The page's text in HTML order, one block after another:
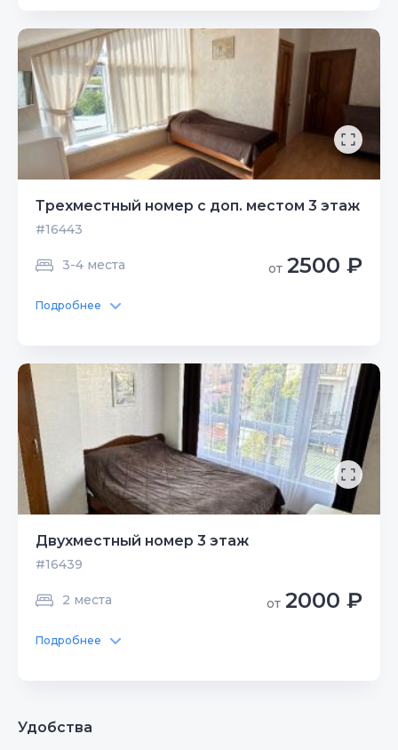
Трехместный номер с доп. местом 3 этаж
#16443
3-4 места от 2500 ₽
Подробнее
Двухместный номер 3 этаж
#16439
2 места от 2000 ₽
Подробнее
Удобства